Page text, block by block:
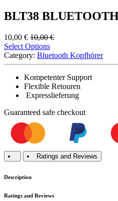
BLT38
10,00 € 10,00€
Select Options
Category: Bluetooth Kopfhörer
Kompetenter Support
Flexible Retouren
Expresslieferung
Guaranteed safe checkout
Ratings and Reviews
Description
Ratings and Reviews